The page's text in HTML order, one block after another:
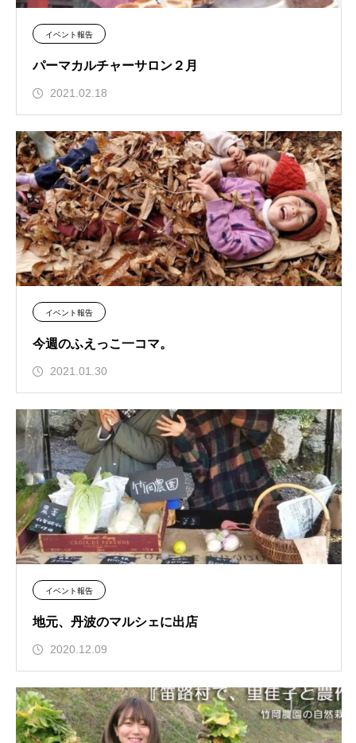
イベント報告
パーマカルチャーサロン２月
2021.02.18
イベント報告
今週のふえっこ一コマ。
2021.01.30
イベント報告
地元、丹波のマルシェに出店
2020.12.09